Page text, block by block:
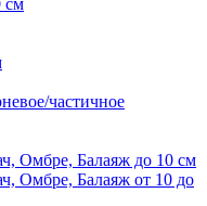
см
частичное
Омбре, Балаяж до 10 см
Омбре, Балаяж от 10 до